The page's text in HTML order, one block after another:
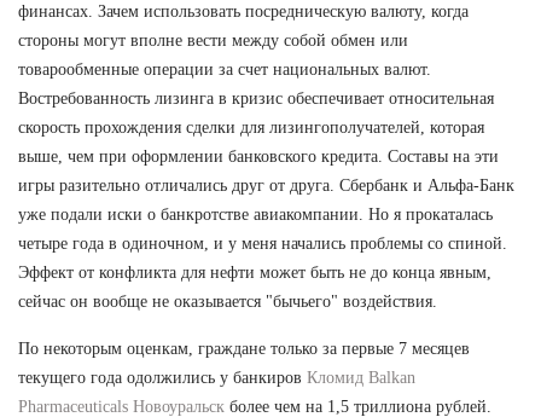
финансах. Зачем использовать посредническую валюту, когда
стороны могут вполне вести между собой обмен или
товарообменные операции за счет национальных валют.
Востребованность лизинга в кризис обеспечивает относительная
скорость прохождения сделки для лизингополучателей, которая
выше, чем при оформлении банковского кредита. Составы на эти
игры разительно отличались друг от друга. Сбербанк и Альфа-Банк
уже подали иски о банкротстве авиакомпании. Но я прокаталась
четыре года в одиночном, и у меня начались проблемы со спиной.
Эффект от конфликта для нефти может быть не до конца явным,
сейчас он вообще не оказывается "бычьего" воздействия.
По некоторым оценкам, граждане только за первые 7 месяцев
текущего года одолжились у банкиров Кломид Balkan
Pharmaceuticals Новоуральск более чем на 1,5 триллиона рублей.